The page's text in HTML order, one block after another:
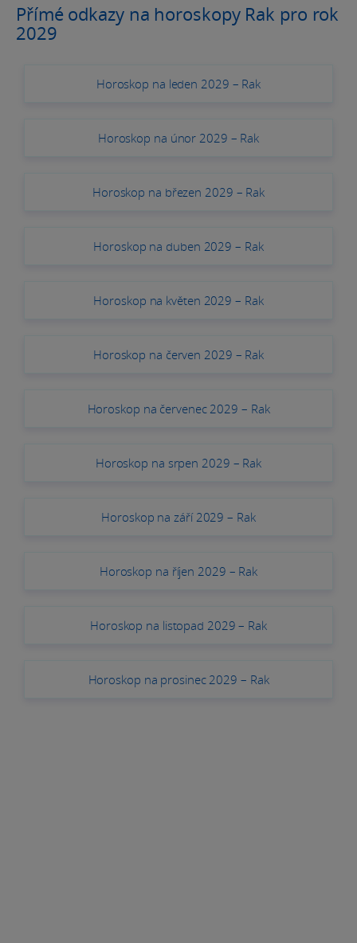
Přímé odkazy na horoskopy Rak pro rok
2029
Horoskop na leden 2029 – Rak
Horoskop na únor 2029 – Rak
Horoskop na březen 2029 – Rak
Horoskop na duben 2029 – Rak
Horoskop na květen 2029 – Rak
Horoskop na červen 2029 – Rak
Horoskop na červenec 2029 – Rak
Horoskop na srpen 2029 – Rak
Horoskop na září 2029 – Rak
Horoskop na říjen 2029 – Rak
Horoskop na listopad 2029 – Rak
Horoskop na prosinec 2029 – Rak